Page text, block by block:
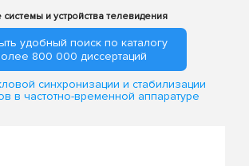
системы и устройства телевидения
удобный поиск по каталогу
800 000 диссертаций
синхронизации и стабилизации
в частотно-временной аппаратуре